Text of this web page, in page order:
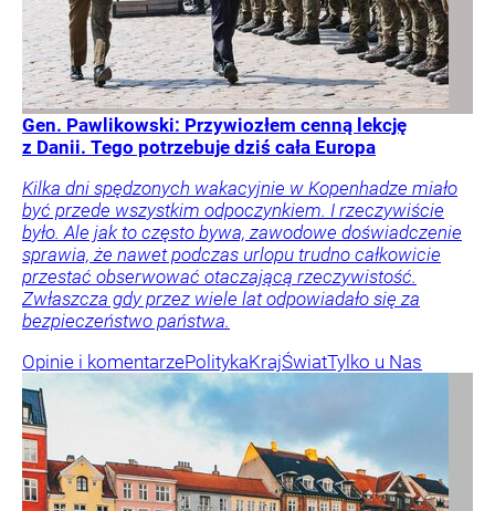
Gen. Pawlikowski: Przywiozłem cenną lekcję
z Danii. Tego potrzebuje dziś cała Europa
Kilka dni spędzonych wakacyjnie w Kopenhadze miało
być przede wszystkim odpoczynkiem. I rzeczywiście
było. Ale jak to często bywa, zawodowe doświadczenie
sprawia, że nawet podczas urlopu trudno całkowicie
przestać obserwować otaczającą rzeczywistość.
Zwłaszcza gdy przez wiele lat odpowiadało się za
bezpieczeństwo państwa.
Opinie i komentarzePolitykaKrajŚwiatTylko u Nas